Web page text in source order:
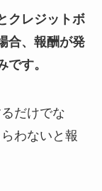
クレジットボ
合、報酬が発
す。
だけでな
わないと報